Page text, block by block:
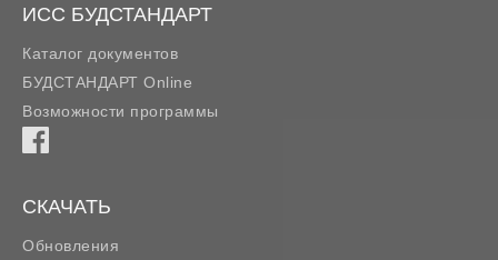
ИСС БУДСТАНДАРТ
Каталог документов
БУДСТАНДАРТ Online
Возможности программы
СКАЧАТЬ
Обновления